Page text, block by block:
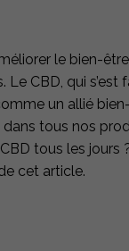
le bien-
Le CBD, qui
un allié
tous nos
tous les jours
cet article.